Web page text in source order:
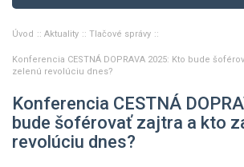
Úvod Aktuality Tlačové správy
Konferencia CESTNÁ DOPRAVA 2025: Kto bude
zelenú revolúciu dnes?
Konferencia CESTNÁ
bude šoférovať zajtra a kto
revolúciu dnes?